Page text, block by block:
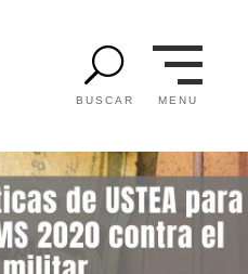
U
BUSCAR MENU